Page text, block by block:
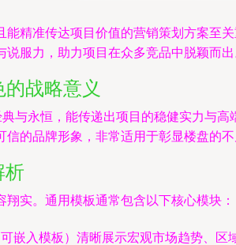
精准传达项目价值的营销策划方案至
服力，助力项目在众多竞品中脱颖而出
战略意义
与永恒，能传递出项目的稳健实力与
的品牌形象，非常适用于彰显楼盘的不
析
实。通用模板通常包含以下核心模块：
嵌入模板）清晰展示宏观市场趋势、